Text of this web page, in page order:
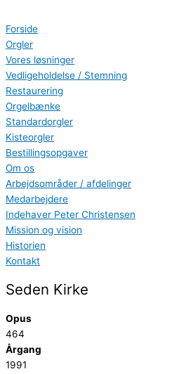
Forside
Orgler
Vores løsninger
Vedligeholdelse / Stemning
Restaurering
Orgelbænke
Standardorgler
Kisteorgler
Bestillingsopgaver
Om os
Arbejdsområder / afdelinger
Medarbejdere
Indehaver Peter Christensen
Mission og vision
Historien
Kontakt
Seden Kirke
Opus
464
Årgang
1991